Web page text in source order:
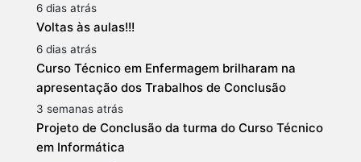
6 dias atrás
Voltas às aulas!!!
6 dias atrás
Curso Técnico em Enfermagem brilharam na
apresentação dos Trabalhos de Conclusão
3 semanas atrás
Projeto de Conclusão da turma do Curso Técnico
em Informática